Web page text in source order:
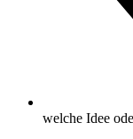
welche Idee